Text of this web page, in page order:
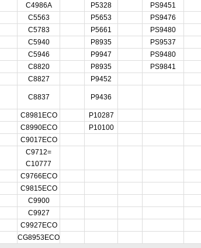
C4986A P5328
PS9451
C5563 P5653
PS9476
C5783 P5661
PS9480
C5940 P8935
PS9537
C5946 P9947
PS9480
C8820 P8935
PS9841
C8827
P9452
C8837 P9436
C8981ECO
P10287
C8990ECO
P10100
C9017ECO
C9712=
C10777
C9766ECO
C9815ECO
C9900
C9927
C9927ECO
CG8953ECO